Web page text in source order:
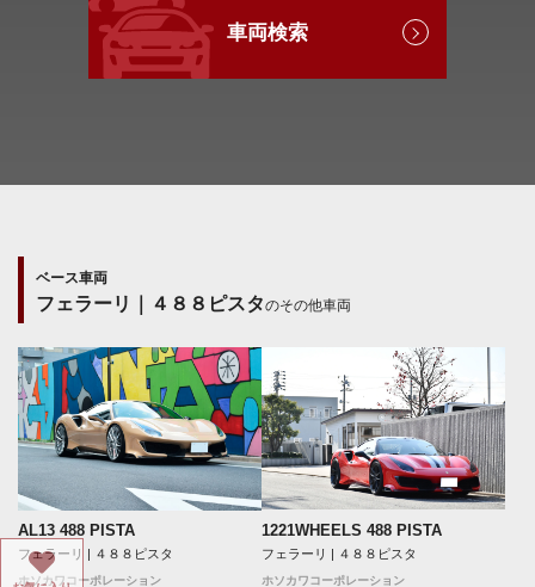
車両検索
ベース車両
フェラーリ｜４８８ピスタのその他車両
AL13 488 PISTA
フェラーリ | ４８８ピスタ
ホソカワコーポレーション
1221WHEELS 488 PISTA
フェラーリ | ４８８ピスタ
ホソカワコーポレーション